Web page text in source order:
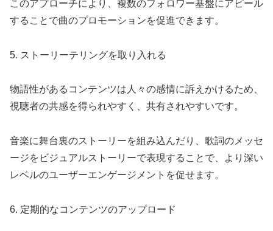
このアプローチにより、複数のフォロワー基盤にアピール
することで曲のプロモーションを促進できます。
5. ストーリーテリングを取り入れる
物語性があるコンテンツは人々の感情に訴えかけるため、
視聴者の共感を得られやすく、共有されやすいです。
音楽に舞台裏のストーリーを組み込んだり、歌詞のメッセ
ージをビジュアルストーリーで表現することで、より深い
レベルのユーザーエンゲージメントを促せます。
6. 定期的なコンテンツのアップロード